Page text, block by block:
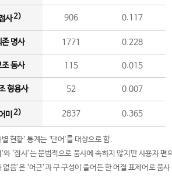
사2) 906 0.117
존 명사 1771 0.228
조 동사 115 0.015
형용사 52 0.007
미 2) 2837 0.365
현황' 통계는 '단어'를 대상으로 함.
와 ‘접사’는 문법적으로 품사에 속하지 않지만 사용자
없음’은 ‘어근’과 구 구성이 줄어든 한 어절 표제어로 품